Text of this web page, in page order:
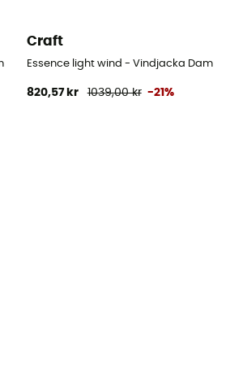
Craft
Essence light wind - Vindjacka Dam
820,57 kr 1039,00 kr -21%